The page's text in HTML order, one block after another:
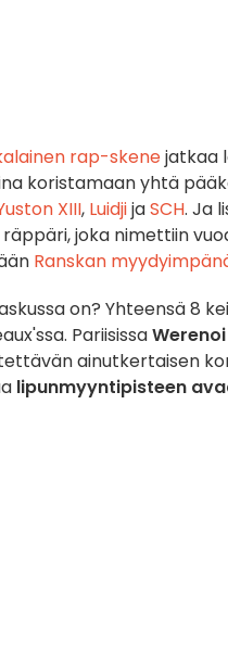
rap-skenejatkaa
koristamaan yhtä
XIII, LuidjijaSCH. Ja
joka nimettiin
Ranskan
on? Yhteensä 8
PariisissaWerenoi
ainutkertaisen
lipunmyyntipisteen